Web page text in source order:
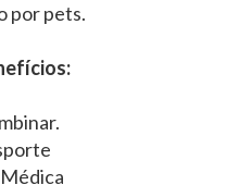
por pets.